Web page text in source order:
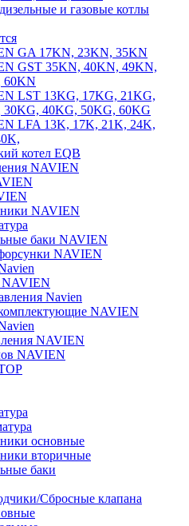
и газовые котлы
GA 17KN, 23KN, 35KN
GST 35KN, 40KN, 49KN,
60KN
LST 13KG, 17KG, 21KG,
30KG, 40KG, 50KG, 60KG
LFA 13K, 17K, 21K, 24K,
котел EQB
NAVIEN
NAVIEN
баки NAVIEN
NAVIEN
NAVIEN
Navien
NAVIEN
NAVIEN
NAVIEN
основные
вторичные
баки
Сбросные клапана